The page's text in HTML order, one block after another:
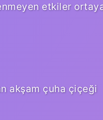
etkiler
akşam çuha çiçeği